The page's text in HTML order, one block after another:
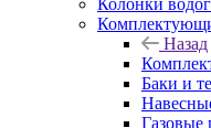
Колонки
Назад
Баки и
Газовые